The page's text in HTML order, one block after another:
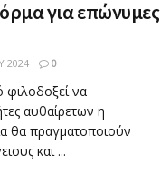
για επώνυμες
2024 0
φιλοδοξεί να
αυθαίρετων η
θα πραγματοποιούν
και ...